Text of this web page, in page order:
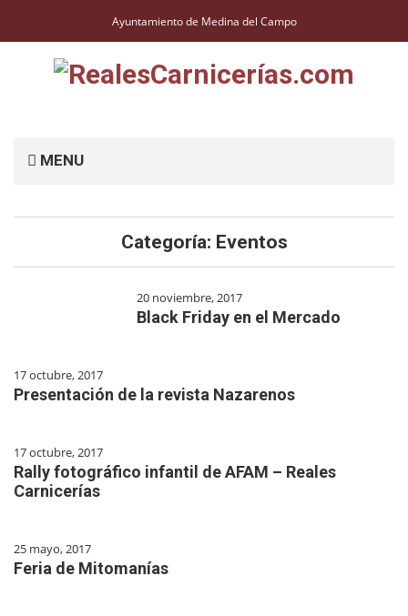
Ayuntamiento de Medina del Campo
MENU
Categoría: Eventos
20 noviembre, 2017
Black Friday en el Mercado
17 octubre, 2017
Presentación de la revista Nazarenos
17 octubre, 2017
Rally fotográfico infantil de AFAM – Reales
Carnicerías
25 mayo, 2017
Feria de Mitomanías